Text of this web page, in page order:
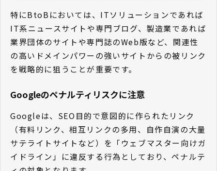
特にBtoBにおいては、ITソリューションであれば
IT系ニュースサイトや専門ブログ、製造業であれば
業界団体のサイトや専門誌のWeb版など、関連性
の高いドメインパワーの強いサイトからの被リンク
を戦略的に狙うことが重要です。
Googleのペナルティリスクに注意
Googleは、SEO目的で意図的に作られたリンク
（有料リンク、相互リンクの多用、自作自演の大量
サテライトサイトなど）を「ウェブマスター向けガ
イドライン」に違反する行為としており、ペナルテ